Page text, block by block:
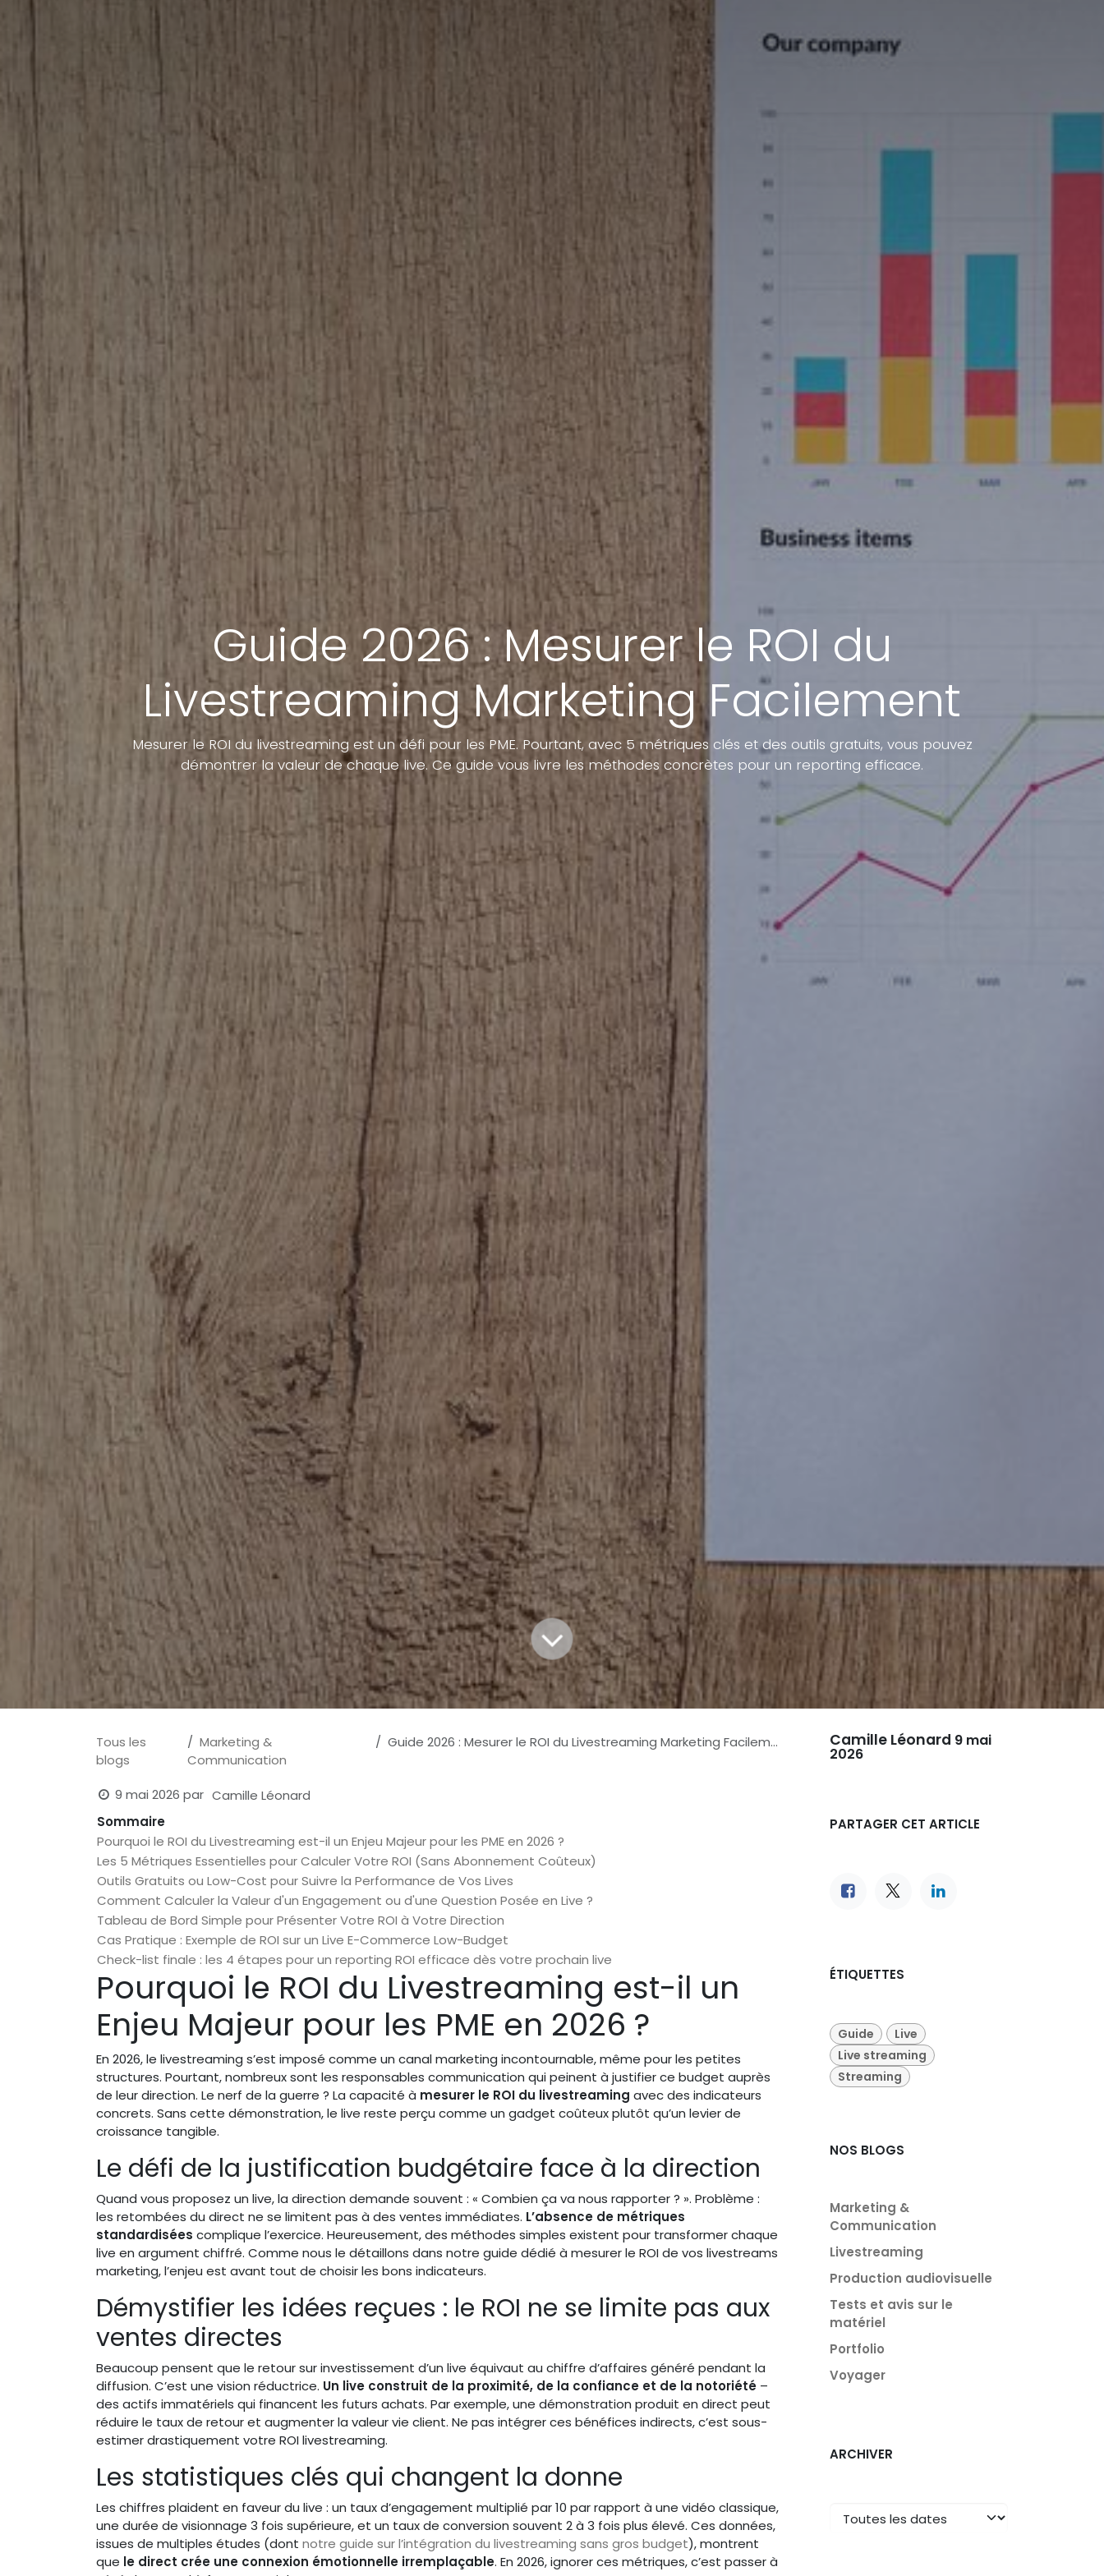
Guide 2026 : Mesurer le ROI du
Livestreaming Marketing Facilement
Mesurer le ROI du livestreaming est un défi pour les PME. Pourtant, avec 5 métriques clés et des outils gratuits, vous pouvez
démontrer la valeur de chaque live. Ce guide vous livre les méthodes concrètes pour un reporting efficace.
Tous les
blogs
Marketing &
Communication
Guide 2026 : Mesurer le ROI du Livestreaming Marketing Facilement
9 mai 2026 par Camille Léonard
Sommaire
Pourquoi le ROI du Livestreaming est-il un Enjeu Majeur pour les PME en 2026 ?
Les 5 Métriques Essentielles pour Calculer Votre ROI (Sans Abonnement Coûteux)
Outils Gratuits ou Low-Cost pour Suivre la Performance de Vos Lives
Comment Calculer la Valeur d'un Engagement ou d'une Question Posée en Live ?
Tableau de Bord Simple pour Présenter Votre ROI à Votre Direction
Cas Pratique : Exemple de ROI sur un Live E-Commerce Low-Budget
Check-list finale : les 4 étapes pour un reporting ROI efficace dès votre prochain live
Pourquoi le ROI du Livestreaming est-il un
Enjeu Majeur pour les PME en 2026 ?
En 2026, le livestreaming s’est imposé comme un canal marketing incontournable, même pour les petites
structures. Pourtant, nombreux sont les responsables communication qui peinent à justifier ce budget auprès
de leur direction. Le nerf de la guerre ? La capacité à mesurer le ROI du livestreaming avec des indicateurs
concrets. Sans cette démonstration, le live reste perçu comme un gadget coûteux plutôt qu’un levier de
croissance tangible.
Le défi de la justification budgétaire face à la direction
Quand vous proposez un live, la direction demande souvent : « Combien ça va nous rapporter ? ». Problème :
les retombées du direct ne se limitent pas à des ventes immédiates. L’absence de métriques
standardisées complique l’exercice. Heureusement, des méthodes simples existent pour transformer chaque
live en argument chiffré. Comme nous le détaillons dans notre guide dédié à mesurer le ROI de vos livestreams
marketing, l’enjeu est avant tout de choisir les bons indicateurs.
Démystifier les idées reçues : le ROI ne se limite pas aux
ventes directes
Beaucoup pensent que le retour sur investissement d’un live équivaut au chiffre d’affaires généré pendant la
diffusion. C’est une vision réductrice. Un live construit de la proximité, de la confiance et de la notoriété –
des actifs immatériels qui financent les futurs achats. Par exemple, une démonstration produit en direct peut
réduire le taux de retour et augmenter la valeur vie client. Ne pas intégrer ces bénéfices indirects, c’est sous-
estimer drastiquement votre ROI livestreaming.
Les statistiques clés qui changent la donne
Les chiffres plaident en faveur du live : un taux d’engagement multiplié par 10 par rapport à une vidéo classique,
une durée de visionnage 3 fois supérieure, et un taux de conversion souvent 2 à 3 fois plus élevé. Ces données,
issues de multiples études (dont notre guide sur l’intégration du livestreaming sans gros budget), montrent
que le direct crée une connexion émotionnelle irremplaçable. En 2026, ignorer ces métriques, c’est passer à
Camille Léonard 9 mai
2026
PARTAGER CET ARTICLE
ÉTIQUETTES
Guide
Live
Live streaming
Streaming
NOS BLOGS
Marketing &
Communication
Livestreaming
Production audiovisuelle
Tests et avis sur le
matériel
Portfolio
Voyager
ARCHIVER